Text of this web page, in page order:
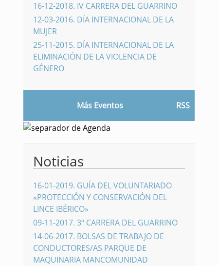
16-12-2018. IV CARRERA DEL GUARRINO
12-03-2016. DÍA INTERNACIONAL DE LA
MUJER
25-11-2015. DÍA INTERNACIONAL DE LA
ELIMINACIÓN DE LA VIOLENCIA DE
GÉNERO
Más Eventos RSS
Noticias
16-01-2019. GUÍA DEL VOLUNTARIADO
«PROTECCIÓN Y CONSERVACIÓN DEL
LINCE IBÉRICO»
09-11-2017. 3ª CARRERA DEL GUARRINO
14-06-2017. BOLSAS DE TRABAJO DE
CONDUCTORES/AS PARQUE DE
MAQUINARIA MANCOMUNIDAD